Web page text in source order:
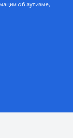
об аутизме,